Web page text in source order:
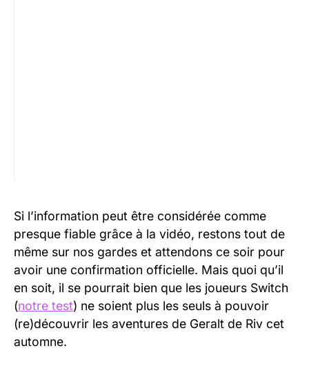
Si l’information peut être considérée comme
presque fiable grâce à la vidéo, restons tout de
même sur nos gardes et attendons ce soir pour
avoir une confirmation officielle. Mais quoi qu’il
en soit, il se pourrait bien que les joueurs Switch
(notre test) ne soient plus les seuls à pouvoir
(re)découvrir les aventures de Geralt de Riv cet
automne.